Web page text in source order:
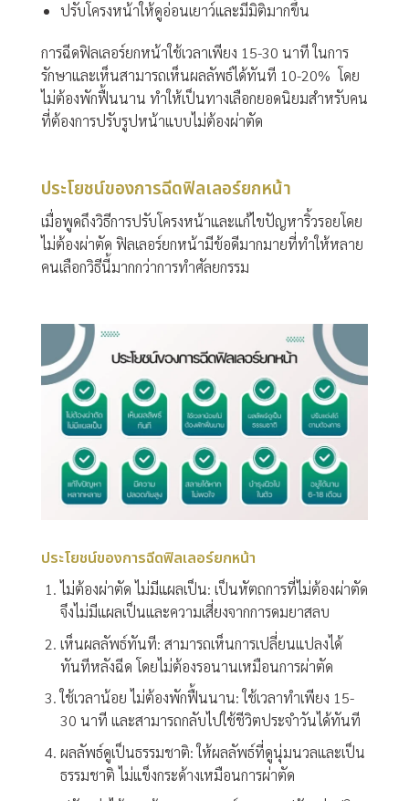
ปรับโครงหน้าให้ดูอ่อนเยาว์และมีมิติมากขึ้น
การฉีดฟิลเลอร์ยกหน้าใช้เวลาเพียง 15-30 นาที ในการ
รักษาและเห็นสามารถเห็นผลลัพธ์ได้ทันที 10-20% โดย
ไม่ต้องพักฟื้นนาน ทำให้เป็นทางเลือกยอดนิยมสำหรับคน
ที่ต้องการปรับรูปหน้าแบบไม่ต้องผ่าตัด
ประโยชน์ของการฉีดฟิลเลอร์ยกหน้า
เมื่อพูดถึงวิธีการปรับโครงหน้าและแก้ไขปัญหาริ้วรอยโดย
ไม่ต้องผ่าตัด ฟิลเลอร์ยกหน้ามีข้อดีมากมายที่ทำให้หลาย
คนเลือกวิธีนี้มากกว่าการทำศัลยกรรม
ประโยชน์ของการฉีดฟิลเลอร์ยกหน้า
ไม่ต้องผ่าตัด ไม่มีแผลเป็น: เป็นหัตถการที่ไม่ต้องผ่าตัด
จึงไม่มีแผลเป็นและความเสี่ยงจากการดมยาสลบ
เห็นผลลัพธ์ทันที: สามารถเห็นการเปลี่ยนแปลงได้
ทันทีหลังฉีด โดยไม่ต้องรอนานเหมือนการผ่าตัด
ใช้เวลาน้อย ไม่ต้องพักฟื้นนาน:ใช้เวลาทำเพียง 15-
30 นาที และสามารถกลับไปใช้ชีวิตประจำวันได้ทันที
ผลลัพธ์ดูเป็นธรรมชาติ:ให้ผลลัพธ์ที่ดูนุ่มนวลและเป็น
ธรรมชาติ ไม่แข็งกระด้างเหมือนการผ่าตัด